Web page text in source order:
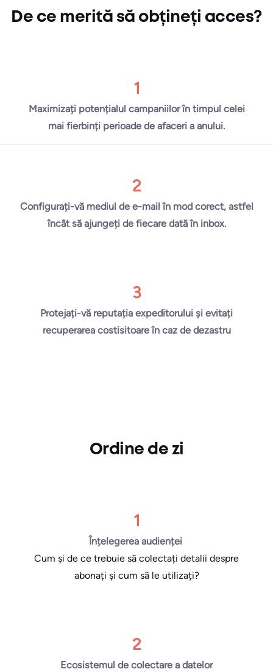
De ce merită să obțineți acces?
1
Maximizați potențialul campaniilor în timpul celei
mai fierbinți perioade de afaceri a anului.
2
Configurați-vă mediul de e-mail în mod corect, astfel
încât să ajungeți de fiecare dată în inbox.
3
Protejați-vă reputația expeditorului și evitați
recuperarea costisitoare în caz de dezastru
Ordine de zi
1
Înțelegerea audienței
Cum și de ce trebuie să colectați detalii despre
abonați și cum să le utilizați?
2
Ecosistemul de colectare a datelor